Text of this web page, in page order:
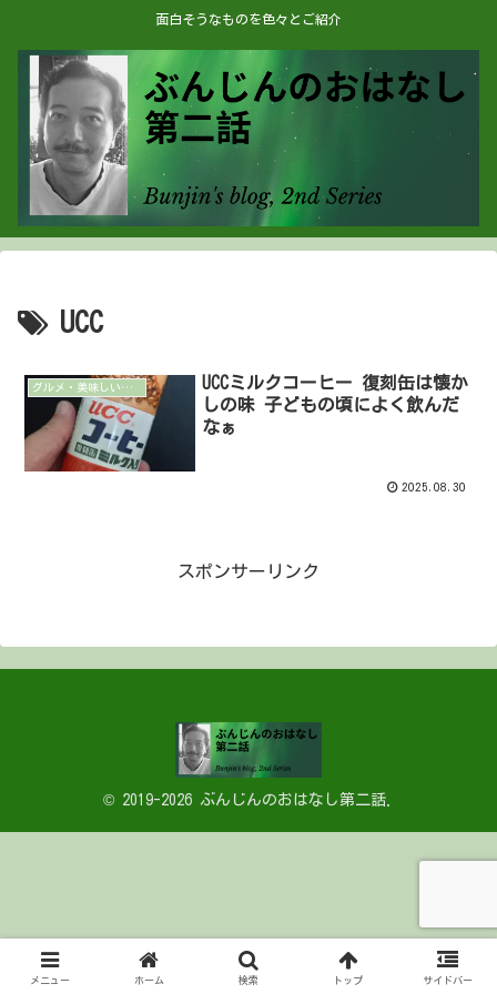
面白そうなものを色々とご紹介
UCC
グルメ・美味しいもの
UCCミルクコーヒー 復刻缶は懐か
しの味 子どもの頃によく飲んだ
なぁ
2025.08.30
スポンサーリンク
© 2019-2026 ぶんじんのおはなし第二話.
メニュー ホーム 検索 トップ サイドバー